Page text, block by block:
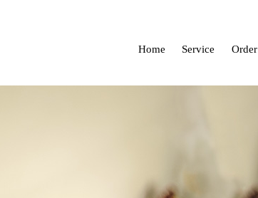
Home Service Order